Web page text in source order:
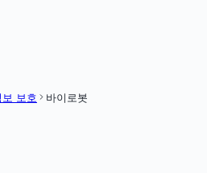
보호
바이로봇